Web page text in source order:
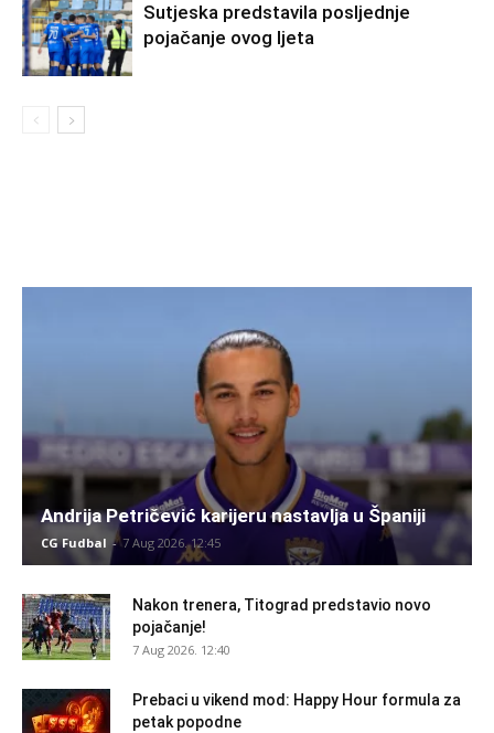
Sutjeska predstavila posljednje
pojačanje ovog ljeta
Andrija Petričević karijeru nastavlja u Španiji
CG Fudbal - 7 Aug 2026. 12:45
Nakon trenera, Titograd predstavio novo
pojačanje!
7 Aug 2026. 12:40
Prebaci u vikend mod: Happy Hour formula za
petak popodne